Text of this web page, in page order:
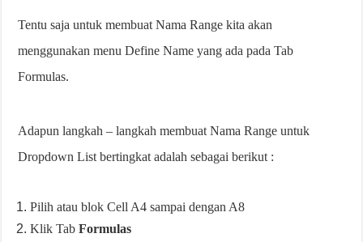
Tentu saja untuk membuat Nama Range kita akan
menggunakan menu Define Name yang ada pada Tab
Formulas.
Adapun langkah – langkah membuat Nama Range untuk
Dropdown List bertingkat adalah sebagai berikut :
Pilih atau blok Cell A4 sampai dengan A8
Klik TabFormulas